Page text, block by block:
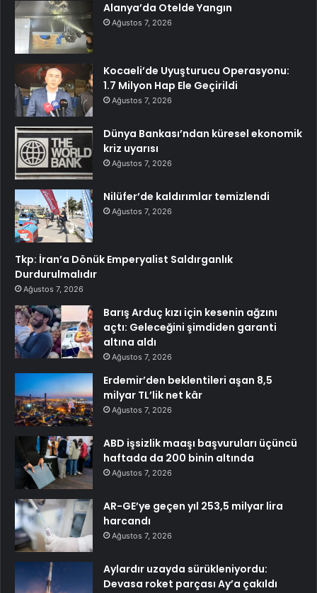
Alanya’da Otelde Yangın
Ağustos 7, 2026
Kocaeli’de Uyuşturucu Operasyonu:
1.7 Milyon Hap Ele Geçirildi
Ağustos 7, 2026
Dünya Bankası’ndan küresel ekonomik
kriz uyarısı
Ağustos 7, 2026
Nilüfer’de kaldırımlar temizlendi
Ağustos 7, 2026
Tkp: İran’a Dönük Emperyalist Saldırganlık
Durdurulmalıdır
Ağustos 7, 2026
Barış Arduç kızı için kesenin ağzını
açtı: Geleceğini şimdiden garanti
altına aldı
Ağustos 7, 2026
Erdemir’den beklentileri aşan 8,5
milyar TL’lik net kâr
Ağustos 7, 2026
ABD işsizlik maaşı başvuruları üçüncü
haftada da 200 binin altında
Ağustos 7, 2026
AR-GE’ye geçen yıl 253,5 milyar lira
harcandı
Ağustos 7, 2026
Aylardır uzayda sürükleniyordu:
Devasa roket parçası Ay’a çakıldı